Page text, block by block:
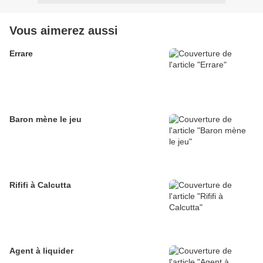
Vous aimerez aussi
Errare
Baron mène le jeu
Rififi à Calcutta
Agent à liquider